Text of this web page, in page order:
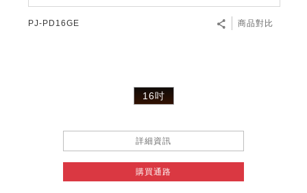
PJ-PD16GE 商品對比
16吋
詳細資訊
購買通路